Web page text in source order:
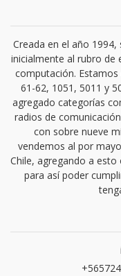
Creada en el año
inicialmente al rubro de
computación.
61-62, 1051, 5011 y
agregado categorías
radios de
con sobre nueve
vendemos al por
Chile, agregando a
para así poder